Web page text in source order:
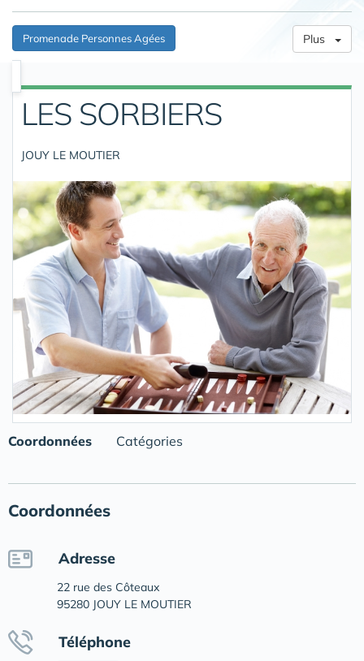
Promenade Personnes Agées Plus
LES SORBIERS
JOUY LE MOUTIER
Coordonnées Catégories
Coordonnées
Adresse
22 rue des Côteaux
95280 JOUY LE MOUTIER
Téléphone